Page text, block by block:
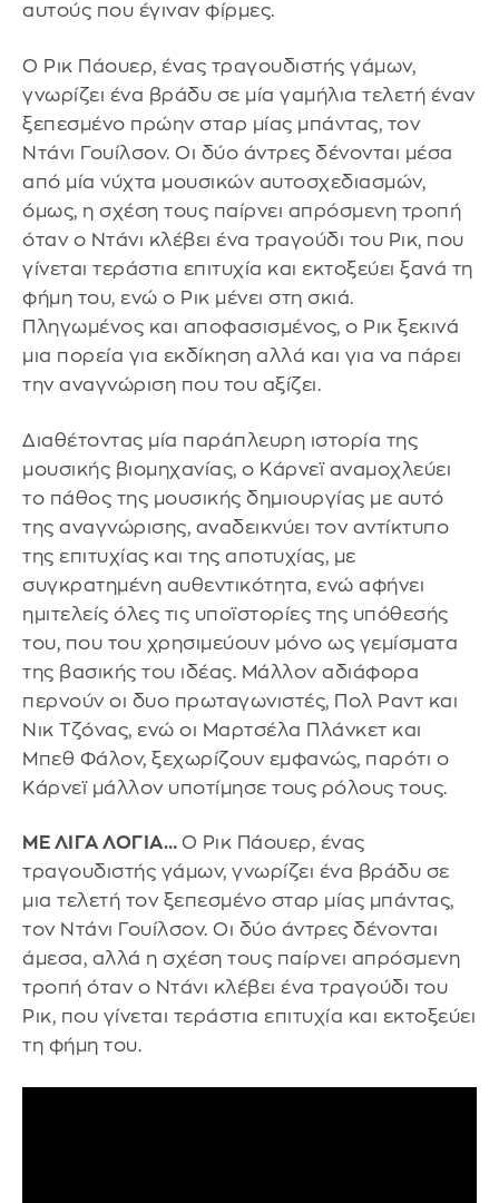
αυτούς που έγιναν φίρμες.
Ο Ρικ Πάουερ, ένας τραγουδιστής γάμων,
γνωρίζει ένα βράδυ σε μία γαμήλια τελετή έναν
ξεπεσμένο πρώην σταρ μίας μπάντας, τον
Ντάνι Γουίλσον. Οι δύο άντρες δένονται μέσα
από μία νύχτα μουσικών αυτοσχεδιασμών,
όμως, η σχέση τους παίρνει απρόσμενη τροπή
όταν ο Ντάνι κλέβει ένα τραγούδι του Ρικ, που
γίνεται τεράστια επιτυχία και εκτοξεύει ξανά τη
φήμη του, ενώ ο Ρικ μένει στη σκιά.
Πληγωμένος και αποφασισμένος, ο Ρικ ξεκινά
μια πορεία για εκδίκηση αλλά και για να πάρει
την αναγνώριση που του αξίζει.
Διαθέτοντας μία παράπλευρη ιστορία της
μουσικής βιομηχανίας, ο Κάρνεϊ αναμοχλεύει
το πάθος της μουσικής δημιουργίας με αυτό
της αναγνώρισης, αναδεικνύει τον αντίκτυπο
της επιτυχίας και της αποτυχίας, με
συγκρατημένη αυθεντικότητα, ενώ αφήνει
ημιτελείς όλες τις υποϊστορίες της υπόθεσής
του, που του χρησιμεύουν μόνο ως γεμίσματα
της βασικής του ιδέας. Μάλλον αδιάφορα
περνούν οι δυο πρωταγωνιστές, Πολ Ραντ και
Νικ Τζόνας, ενώ οι Μαρτσέλα Πλάνκετ και
Μπεθ Φάλον, ξεχωρίζουν εμφανώς, παρότι ο
Κάρνεϊ μάλλον υποτίμησε τους ρόλους τους.
ΜΕ ΛΙΓΑ ΛΟΓΙΑ… Ο Ρικ Πάουερ, ένας
τραγουδιστής γάμων, γνωρίζει ένα βράδυ σε
μια τελετή τον ξεπεσμένο σταρ μίας μπάντας,
τον Ντάνι Γουίλσον. Οι δύο άντρες δένονται
άμεσα, αλλά η σχέση τους παίρνει απρόσμενη
τροπή όταν ο Ντάνι κλέβει ένα τραγούδι του
Ρικ, που γίνεται τεράστια επιτυχία και εκτοξεύει
τη φήμη του.